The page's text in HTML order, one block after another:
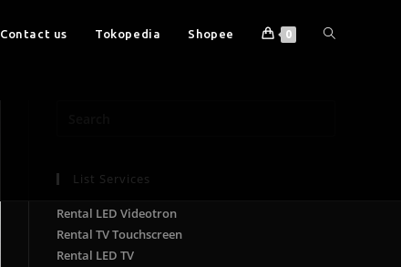
Contact us Tokopedia Shopee 0
List Services
Rental LED Videotron
Rental TV Touchscreen
Rental LED TV